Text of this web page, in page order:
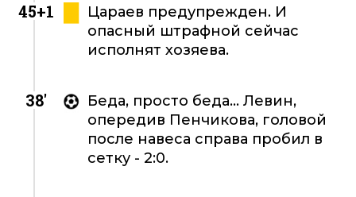
45+1
Цараев предупрежден. И
опасный штрафной сейчас
исполнят хозяева.
38'
Беда, просто беда... Левин,
опередив Пенчикова, головой
после навеса справа пробил в
сетку - 2:0.